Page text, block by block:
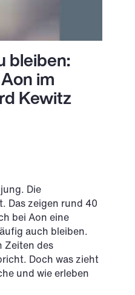
bleiben:
im
Kewitz
Die
Das zeigen rund 40
bei Aon eine
auch bleiben.
Zeiten des
Doch was zieht
und wie erleben